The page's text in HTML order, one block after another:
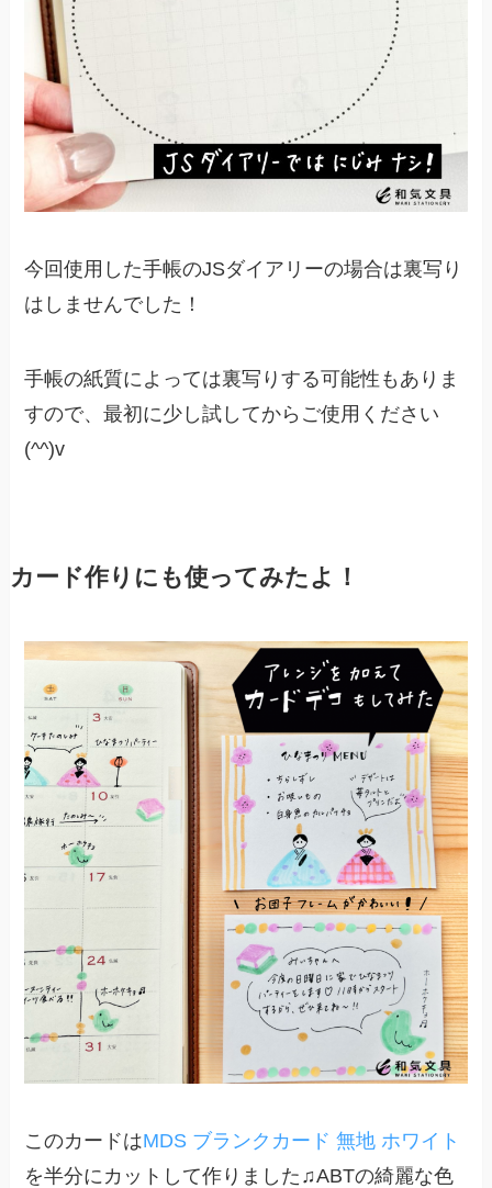
今回使用した手帳のJSダイアリーの場合は裏写り
はしませんでした！
手帳の紙質によっては裏写りする可能性もありま
すので、最初に少し試してからご使用ください
(^^)v
カード作りにも使ってみたよ！
このカードはMDS ブランクカード 無地 ホワイト
を半分にカットして作りました♫ABTの綺麗な色